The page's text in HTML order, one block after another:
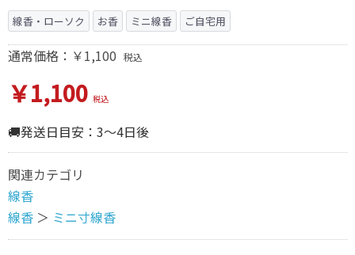
線香・ローソク お香 ミニ線香 ご自宅用
通常価格：￥1,100 税込
￥1,100 税込
🚚発送日目安：3～4日後
関連カテゴリ
線香
線香 ＞ ミニ寸線香